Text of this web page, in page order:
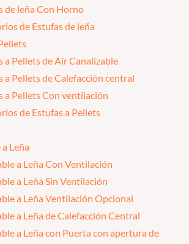
de leña Con Horno
de Estufas de leña
a Pellets de Air Canalizable
a Pellets de Calefacción central
a Pellets Con ventilación
de Estufas a Pellets
Leña
a Leña Con Ventilación
a Leña Sin Ventilación
a Leña Ventilación Opcional
a Leña de Calefacción Central
a Leña con Puerta con apertura de